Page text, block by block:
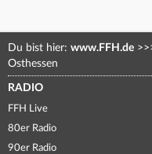
Du bist hier: www.FFH.de
Osthessen
RADIO
FFH Live
80er Radio
90er Radio